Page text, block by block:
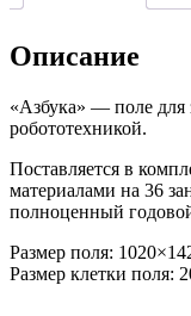
Описание
«Азбука» — поле для
робототехникой.
Поставляется в
материалами на 36
полноценный
Размер поля:
Размер клетки поля: